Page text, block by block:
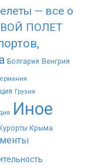
— все о
ПОЛЕТ
Болгария Венгрия
Грузия
Иное
Курорты Крыма